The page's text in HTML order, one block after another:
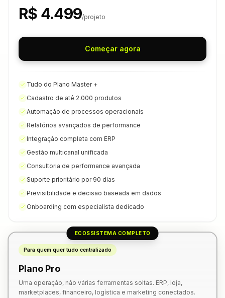
R$ 4.499/projeto
Começar agora
Tudo do Plano Master +
Cadastro de até 2.000 produtos
Automação de processos operacionais
Relatórios avançados de performance
Integração completa com ERP
Gestão multicanal unificada
Consultoria de performance avançada
Suporte prioritário por 90 dias
Previsibilidade e decisão baseada em dados
Onboarding com especialista dedicado
ECOSSISTEMA COMPLETO
Para quem quer tudo centralizado
Plano Pro
Uma operação, não várias ferramentas soltas. ERP, loja,
marketplaces, financeiro, logística e marketing conectados.